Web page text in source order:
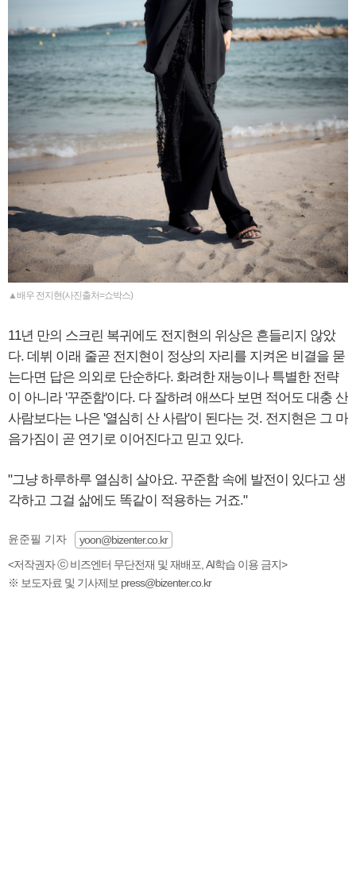
▲배우 전지현(사진출처=쇼박스)
11년 만의 스크린 복귀에도 전지현의 위상은 흔들리지 않았
다. 데뷔 이래 줄곧 전지현이 정상의 자리를 지켜온 비결을 묻
는다면 답은 의외로 단순하다. 화려한 재능이나 특별한 전략
이 아니라 '꾸준함'이다. 다 잘하려 애쓰다 보면 적어도 대충 산
사람보다는 나은 '열심히 산 사람'이 된다는 것. 전지현은 그 마
음가짐이 곧 연기로 이어진다고 믿고 있다.
"그냥 하루하루 열심히 살아요. 꾸준함 속에 발전이 있다고 생
각하고 그걸 삶에도 똑같이 적용하는 거죠."
윤준필 기자
yoon@bizenter.co.kr
<저작권자 ⓒ 비즈엔터 무단전재 및 재배포, AI학습 이용 금지>
※ 보도자료 및 기사제보 press@bizenter.co.kr